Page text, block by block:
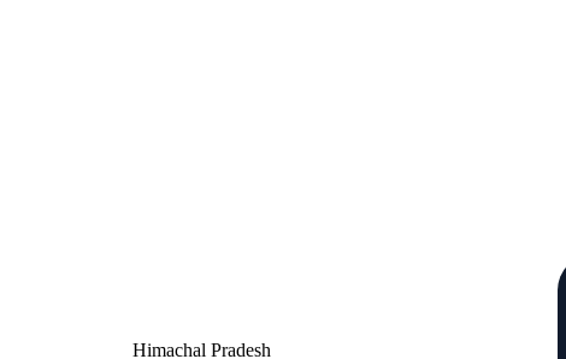
Himachal Pradesh